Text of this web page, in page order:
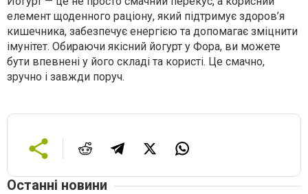
елемент щоденного раціону, який підтримує здоров’я
кишечника, забезпечує енергією та допомагає зміцнити
імунітет. Обираючи якісний йогурт у Фора, ви можете
бути впевнені у його складі та користі. Це смачно,
зручно і завжди поруч.
Останні новини